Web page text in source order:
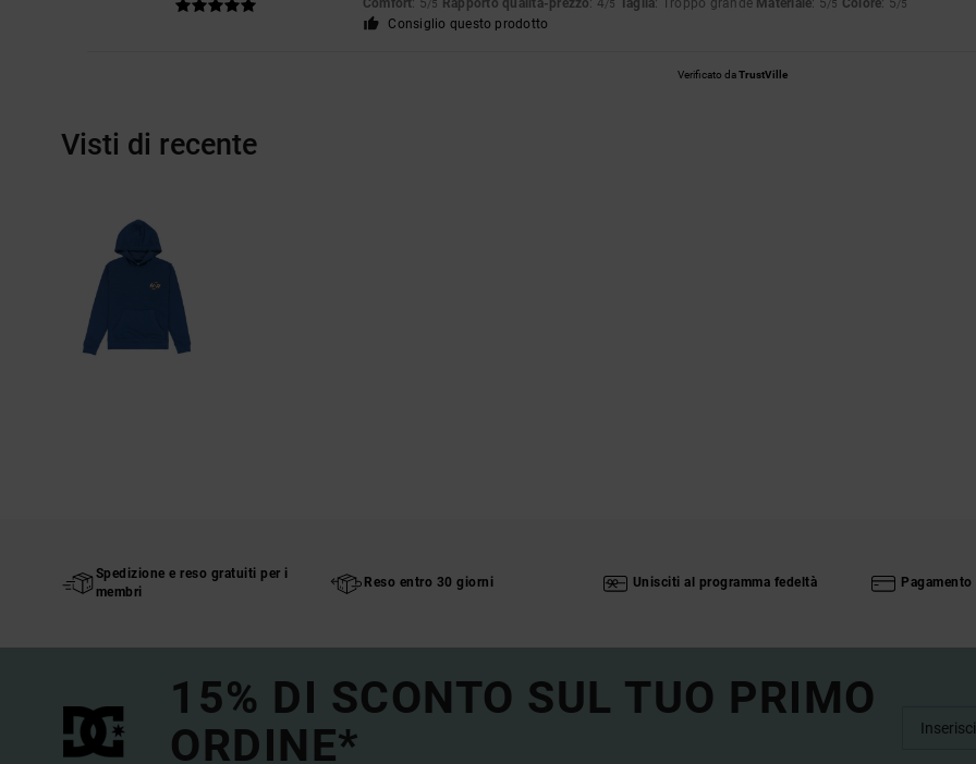
Comfort: 5/5 Rapporto qualità-prezzo: 4/5 Taglia: Troppo grande Materiale: 5/5 Colore: 5/5
Consiglio questo prodotto
Verificato daTrustVille
Visti di recente
Spedizione e reso gratuiti per i
membri
Reso entro 30 giorni Unisciti al programma fedeltà
15% DI SCONTO SUL TUO PRIMO
ORDINE*